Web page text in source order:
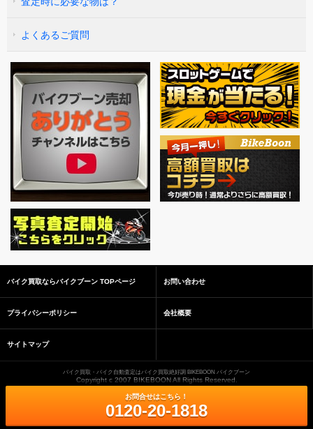
よくあるご質問
バイク買取ならバイクブーン TOPページ お問い合わせ
プライバシーポリシー 会社概要
サイトマップ
バイク買取・バイク自動査定はバイク買取絶好調 BIKEBOON バイクブーン
Copyright c 2007 BIKEBOON All Rights Reserved.
お問合せはこちら！
0120-20-1818